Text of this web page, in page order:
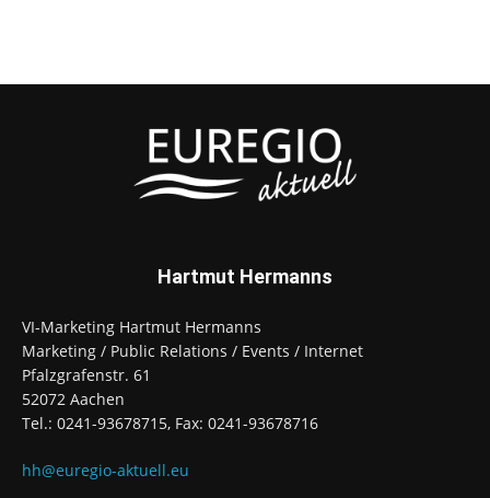
Hartmut Hermanns
VI-Marketing Hartmut Hermanns
Marketing / Public Relations / Events / Internet
Pfalzgrafenstr. 61
52072 Aachen
Tel.: 0241-93678715, Fax: 0241-93678716
hh@euregio-aktuell.eu